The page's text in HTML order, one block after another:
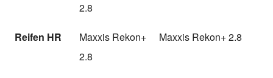
2.8
Reifen HR
Maxxis Rekon+
2.8
Maxxis Rekon+ 2.8